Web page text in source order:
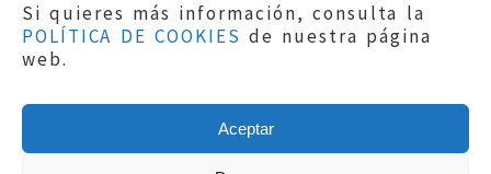
Si quieres más información, consulta la
POLÍTICA DE COOKIES de nuestra página
web.
Aceptar
Aviso legal|Política de privacidad|
Protección de Datos
Política de cookies
Copyright © 2019El Justicia de Aragón|